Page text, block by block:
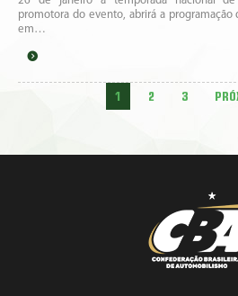
promotora do evento, abrirá a programação
em…
1 2 3